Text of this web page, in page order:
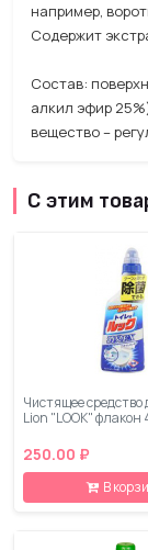
например,
Содержит
Состав:
алкил эфир
вещество –
С этим
Чистящее средство
Lion "LOOK"
250.00 ₽
В